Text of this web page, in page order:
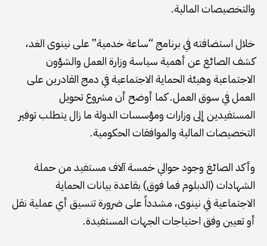
والتخصيصات المالية.
خلال استضافته في برنامج “ساعة خدمية” على نينوى الغد،
كشف الصائغ عن أهمية سياسة وزارة العمل والشؤون
الاجتماعية وهيئة الحماية الاجتماعية في دمج القادرين على
العمل في سوق العمل. كما أوضح أن مشروع تحويل
المستفيدين إلى وزارات ومؤسسات الدولة ما زال يتطلب توفير
التخصيصات المالية والموافقات الحكومية.
وأكد الصائغ وجود حوالي خمسة آلاف مستفيد من حملة
الشهادات (الدبلوم فما فوق) بقاعدة بيانات الحماية
الاجتماعية في نينوى، مشدداً على ضرورة تنسيق أي عملية نقل
أو تعيين وفق احتياجات الجهات المستفيدة.